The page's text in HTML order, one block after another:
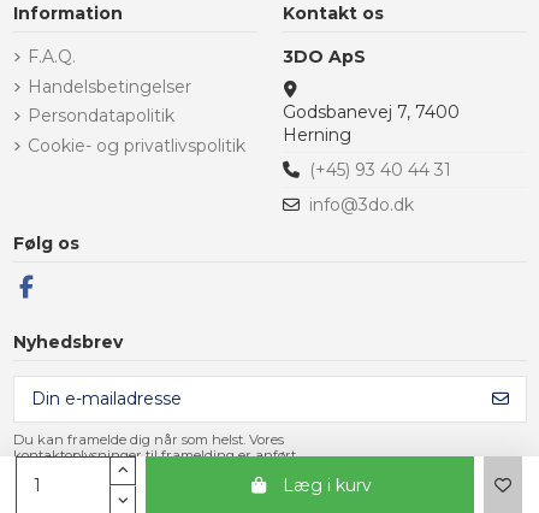
Læg i kurv
Information
F.A.Q.
Handelsbetingelser
Persondatapolitik
Cookie- og privatlivspolitik
Kontakt os
3DO ApS
Godsbanevej 7, 7400
Herning
(+45) 93 40 44 31
info@3do.dk
Følg os
Nyhedsbrev
Du kan framelde dig når som helst. Vores
kontaktoplysninger til framelding er anført
i handelsbetingelserne.